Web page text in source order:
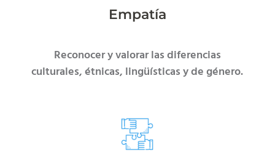
Empatía
Reconocer y valorar las diferencias
culturales, étnicas, lingüísticas y de género.